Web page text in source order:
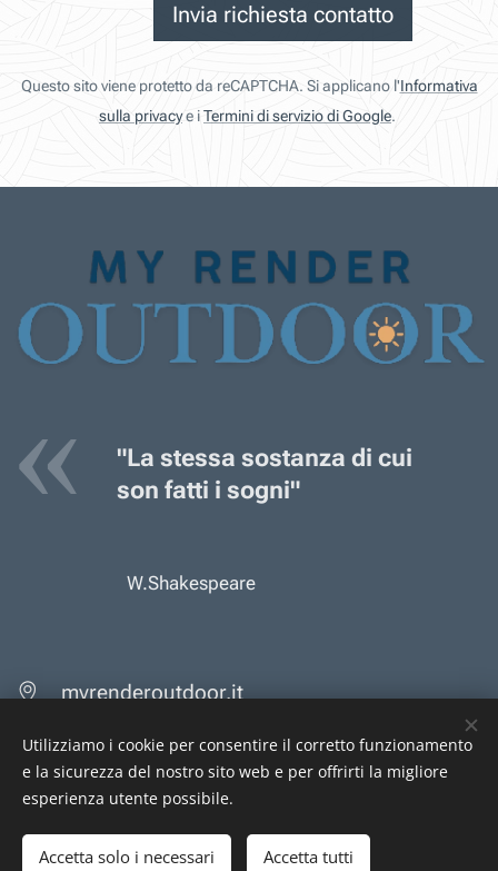
Invia richiesta contatto
Questo sito viene protetto da reCAPTCHA. Si applicano l'Informativa
sulla privacye iTermini di servizio di Google.
"La stessa sostanza di cui
son fatti i sogni"
W.Shakespeare
myrenderoutdoor.it
info@albericipartners.it
Utilizziamo i cookie per consentire il corretto funzionamento
e la sicurezza del nostro sito web e per offrirti la migliore
esperienza utente possibile.
Accetta solo i necessari Accetta tutti